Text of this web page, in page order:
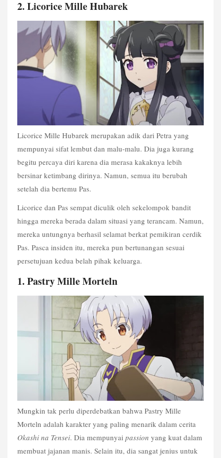
2. Licorice Mille Hubarek
Licorice Mille Hubarek merupakan adik dari Petra yang
mempunyai sifat lembut dan malu-malu. Dia juga kurang
begitu percaya diri karena dia merasa kakaknya lebih
bersinar ketimbang dirinya. Namun, semua itu berubah
setelah dia bertemu Pas.
Licorice dan Pas sempat diculik oleh sekelompok bandit
hingga mereka berada dalam situasi yang terancam. Namun,
mereka untungnya berhasil selamat berkat pemikiran cerdik
Pas. Pasca insiden itu, mereka pun bertunangan sesuai
persetujuan kedua belah pihak keluarga.
1. Pastry Mille Morteln
Mungkin tak perlu diperdebatkan bahwa Pastry Mille
Okashi na Tensei. Dia mempunyai passion yang kuat dalam
membuat jajanan manis. Selain itu, dia sangat jenius untuk